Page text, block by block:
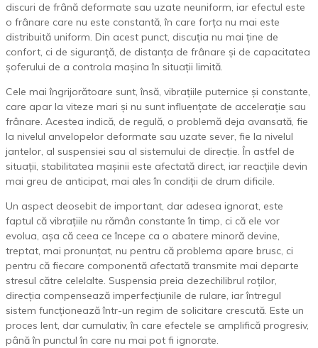
discuri de frână deformate sau uzate neuniform, iar efectul este
o frânare care nu este constantă, în care forța nu mai este
distribuită uniform. Din acest punct, discuția nu mai ține de
confort, ci de siguranță, de distanța de frânare și de capacitatea
șoferului de a controla mașina în situații limită.
Cele mai îngrijorătoare sunt, însă, vibrațiile puternice și constante,
care apar la viteze mari și nu sunt influențate de accelerație sau
frânare. Acestea indică, de regulă, o problemă deja avansată, fie
la nivelul anvelopelor deformate sau uzate sever, fie la nivelul
jantelor, al suspensiei sau al sistemului de direcție. În astfel de
situații, stabilitatea mașinii este afectată direct, iar reacțiile devin
mai greu de anticipat, mai ales în condiții de drum dificile.
Un aspect deosebit de important, dar adesea ignorat, este
faptul că vibrațiile nu rămân constante în timp, ci că ele vor
evolua, așa că ceea ce începe ca o abatere minoră devine,
treptat, mai pronunțat, nu pentru că problema apare brusc, ci
pentru că fiecare componentă afectată transmite mai departe
stresul către celelalte. Suspensia preia dezechilibrul roților,
direcția compensează imperfecțiunile de rulare, iar întregul
sistem funcționează într-un regim de solicitare crescută. Este un
proces lent, dar cumulativ, în care efectele se amplifică progresiv,
până în punctul în care nu mai pot fi ignorate.